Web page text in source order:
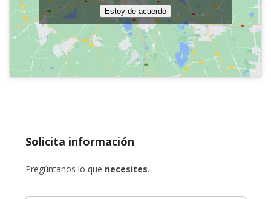
Solicita información
Pregúntanos lo que necesites.
Estoy de acuerdo